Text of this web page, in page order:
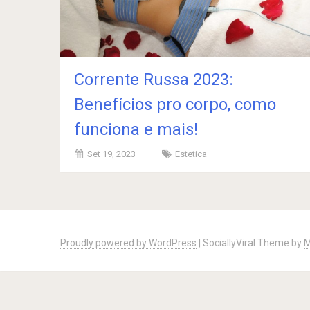
Corrente Russa 2023:
Benefícios pro corpo, como
funciona e mais!
Set 19, 2023 Estetica
navigation
Proudly powered by WordPress SociallyViral Theme by